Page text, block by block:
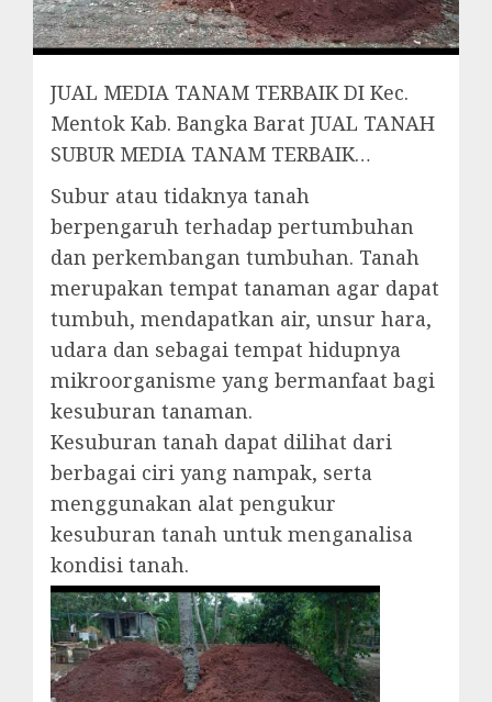
JUAL MEDIA TANAM TERBAIK DI Kec.
Mentok Kab. Bangka Barat JUAL TANAH
SUBUR MEDIA TANAM TERBAIK…
Subur atau tidaknya tanah
berpengaruh terhadap pertumbuhan
dan perkembangan tumbuhan. Tanah
merupakan tempat tanaman agar dapat
tumbuh, mendapatkan air, unsur hara,
udara dan sebagai tempat hidupnya
mikroorganisme yang bermanfaat bagi
kesuburan tanaman.
Kesuburan tanah dapat dilihat dari
berbagai ciri yang nampak, serta
menggunakan alat pengukur
kesuburan tanah untuk menganalisa
kondisi tanah.